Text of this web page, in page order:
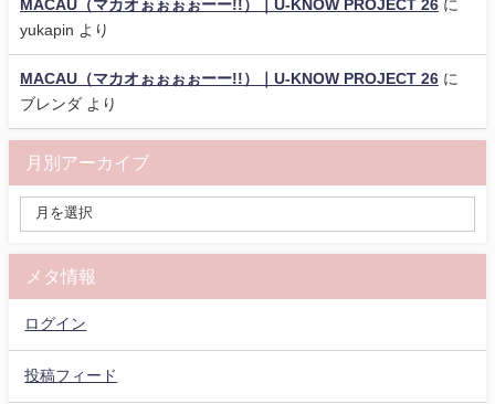
MACAU（マカオぉぉぉぉーー!!）｜U-KNOW PROJECT 26 に
yukapin より
MACAU（マカオぉぉぉぉーー!!）｜U-KNOW PROJECT 26 に
ブレンダ より
月別アーカイブ
メタ情報
ログイン
投稿フィード